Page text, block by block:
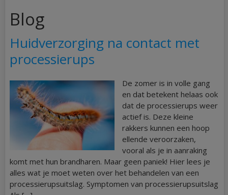
Blog
Huidverzorging na contact met
processierups
De zomer is in volle gang
en dat betekent helaas ook
dat de processierups weer
actief is. Deze kleine
rakkers kunnen een hoop
ellende veroorzaken,
vooral als je in aanraking
komt met hun brandharen. Maar geen paniek! Hier lees je
alles wat je moet weten over het behandelen van een
processierupsuitslag. Symptomen van processierupsuitslag